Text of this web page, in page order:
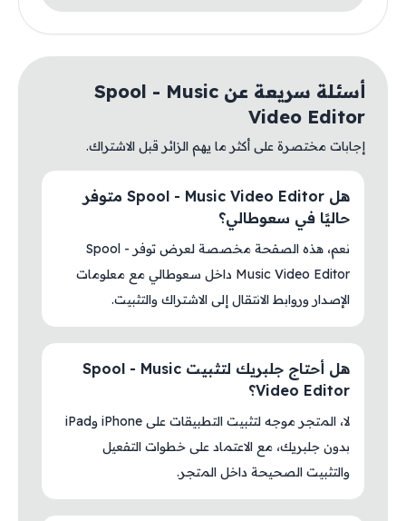
أسئلة سريعة عن Spool - Music
Video Editor
إجابات مختصرة على أكثر ما يهم الزائر قبل الاشتراك.
هل Spool - Music Video Editor متوفر
حاليًا في سعوطالي؟
نعم، هذه الصفحة مخصصة لعرض توفر Spool -
Music Video Editor داخل سعوطالي مع معلومات
الإصدار وروابط الانتقال إلى الاشتراك والتثبيت.
هل أحتاج جلبريك لتثبيت Spool - Music
Video Editor؟
لا، المتجر موجه لتثبيت التطبيقات على iPhone وiPad
بدون جلبريك، مع الاعتماد على خطوات التفعيل
والتثبيت الصحيحة داخل المتجر.